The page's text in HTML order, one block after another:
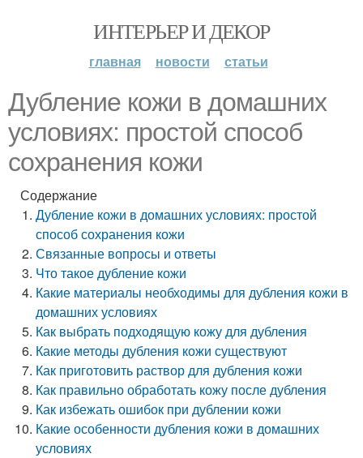
ИНТЕРЬЕР И ДЕКОР
главная новости статьи
Дубление кожи в домашних
условиях: простой способ
сохранения кожи
Содержание
Дубление кожи в домашних условиях: простой
способ сохранения кожи
Связанные вопросы и ответы
Что такое дубление кожи
Какие материалы необходимы для дубления кожи в
домашних условиях
Как выбрать подходящую кожу для дубления
Какие методы дубления кожи существуют
Как приготовить раствор для дубления кожи
Как правильно обработать кожу после дубления
Как избежать ошибок при дублении кожи
Какие особенности дубления кожи в домашних
условиях